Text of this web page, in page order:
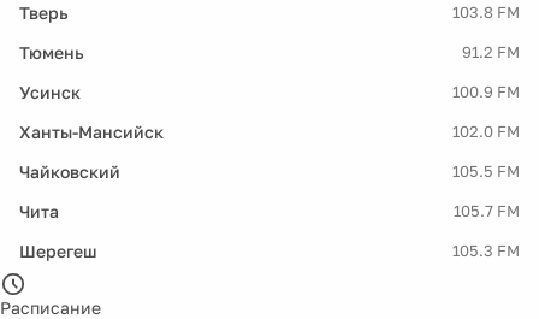
Тверь 103.8 FM
Тюмень 91.2 FM
Усинск 100.9 FM
Ханты-Мансийск 102.0 FM
Чайковский 105.5 FM
Чита 105.7 FM
Шерегеш 105.3 FM
Расписание